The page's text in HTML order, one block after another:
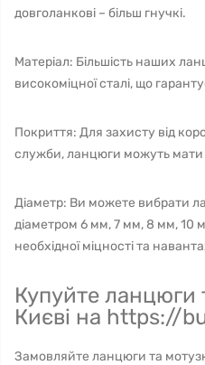
довголанкові – більш гнучкі.
Матеріал: Більшість наших
високоміцної сталі, що
Покриття: Для захисту від
служби, ланцюги можуть
Діаметр: Ви можете вибрати
діаметром 6 мм, 7 мм, 8 мм, 10
необхідної міцності та
Купуйте ланцюги
Києві на https://
Замовляйте ланцюги та